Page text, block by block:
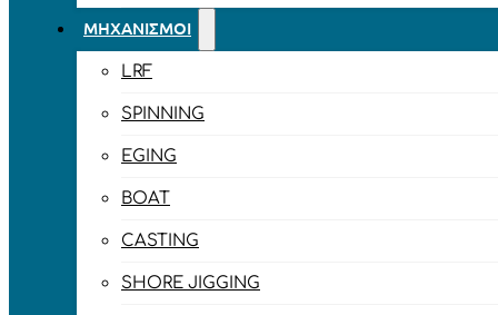
ΜΗΧΑΝΙΣΜΟΊ
LRF
SPINNING
EGING
BOAT
CASTING
SHORE JIGGING